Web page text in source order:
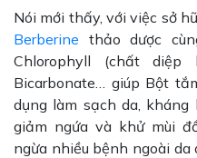
Nói mới thấy, với việc sở
Berberine thảo dược
Chlorophyll (chất
Bicarbonate… giúp Bột
dụng làm sạch da,
giảm ngứa và khử mùi
ngừa nhiều bệnh ngoài